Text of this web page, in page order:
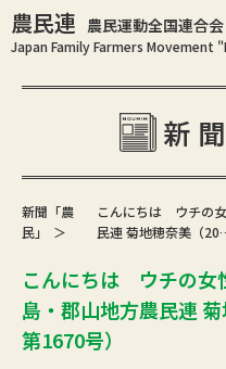
農民連 農民運動全国連合会
Japan Family Farmers Movement
新
新聞「農
民」
こんにちは ウチの
民連 菊地穂奈美（
こんにちは ウチの
島・郡山地方農民連
第1670号）